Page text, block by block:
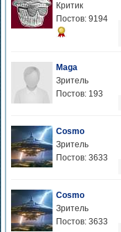
Критик
Постов: 9194
Maga
Зритель
Постов: 193
Cosmo
Зритель
Постов: 3633
Cosmo
Зритель
Постов: 3633